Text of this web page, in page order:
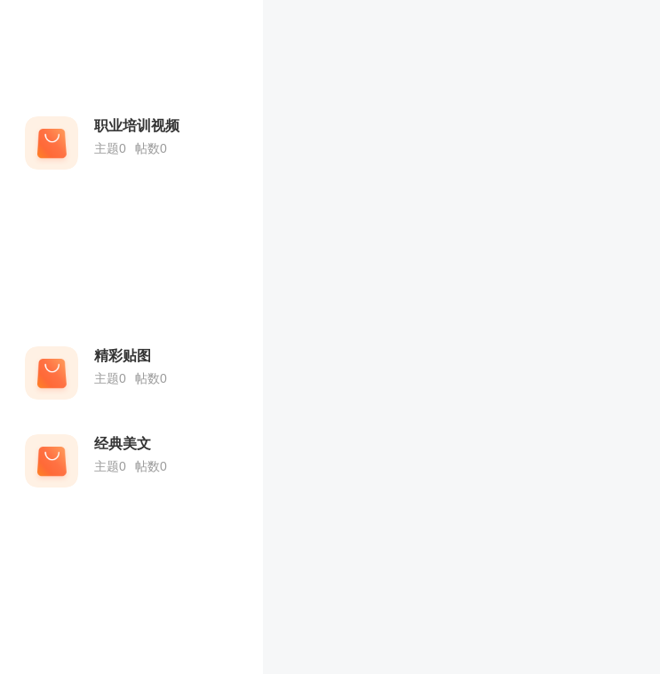
职业培训视频
主题0 帖数0
精彩贴图
主题0 帖数0
经典美文
主题0 帖数0